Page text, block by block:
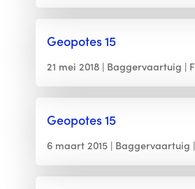
Geopotes 15
21 mei 2018 Baggervaartuig
Geopotes 15
6 maart 2015 Baggervaartuig